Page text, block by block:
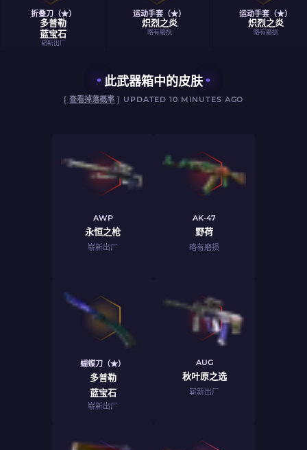
折叠刀（★）
多普勒
蓝宝石
崭新出厂
运动手套（★）
炽烈之炎
略有磨损
运动手套（★）
炽烈之炎
略有磨损
此武器箱中的皮肤
[查看掉落概率 ] UPDATED 10 MINUTES AGO
AWP
永恒之枪
崭新出厂
AK-47
野荷
略有磨损
蝴蝶刀（★）
多普勒
蓝宝石
崭新出厂
AUG
秋叶原之选
崭新出厂